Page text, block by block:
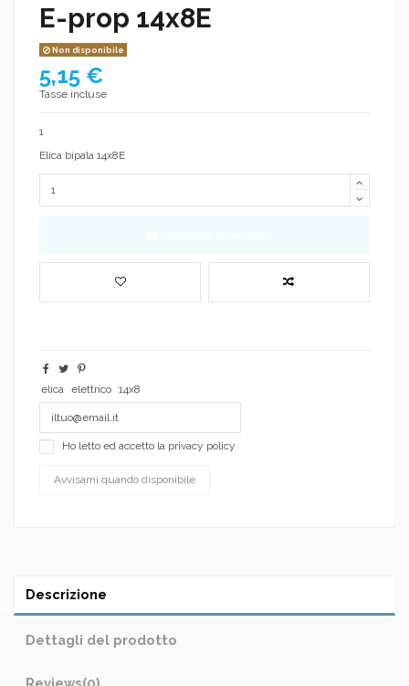
E-prop 14x8E
Non disponibile
5,15 €
Tasse incluse
1
Elica bipala 14x8E
elica elettrico 14x8
Ho letto ed accetto la privacy policy
Descrizione
Dettagli del prodotto